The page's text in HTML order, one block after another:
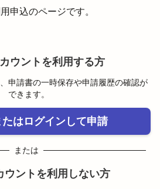
申込のページです。
ウントを利用する方
申請書の一時保存や申請履歴の確認が
できます。
はログインして申請
または
ントを利用しない方